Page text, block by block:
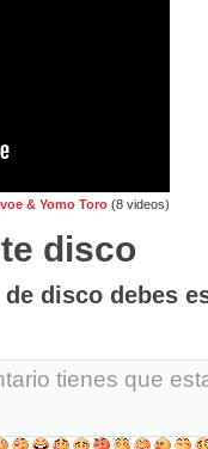
& Yomo Toro (8 videos)
disco
de disco debes